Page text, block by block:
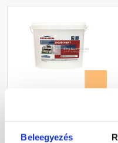
Beleegyezés
homlokzatfesték 05-C 5 l